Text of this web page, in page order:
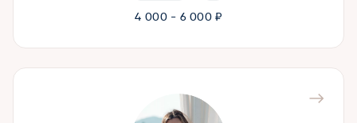
4 000 - 6 000 ₽